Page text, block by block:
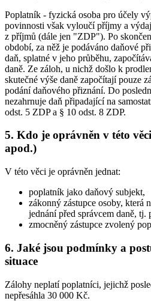
Poplatník - fyzická osoba pro účely
povinnosti však vyloučí příjmy a
z příjmů (dále jen "ZDP"). Po
období, za něž je podáváno daňové
daň, splatné v jeho průběhu,
daně. Ze záloh, u nichž došlo k
skutečné výše daně započítají pouze
podání daňového přiznání. Do
nezahrnuje daň připadající na
odst. 5 ZDP a § 10 odst. 8 ZDP.
5. Kdo je oprávněn v této
apod.)
V této věci je oprávněn jednat:
poplatník jako daňový subjekt,
zákonný zástupce osoby, která
jednání před správcem daně, tj.
zmocněný zástupce zvolený
6. Jaké jsou podmínky a
situace
Zálohy neplatí poplatníci, jejichž
nepřesáhla 30 000 Kč.